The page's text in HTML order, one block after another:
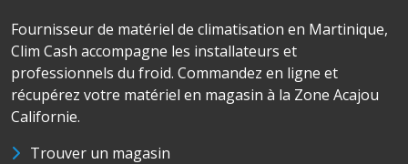
Fournisseur de matériel de climatisation en Martinique,
Clim Cash accompagne les installateurs et
professionnels du froid. Commandez en ligne et
récupérez votre matériel en magasin à la Zone Acajou
Californie.
Trouver un magasin